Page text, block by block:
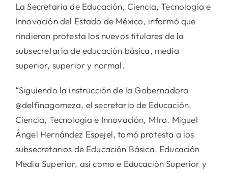
La Secretaría de Educación, Ciencia, Tecnología e
Innovación del Estado de México, informó que
rindieron protesta los nuevos titulares de la
subsecretaría de educación básica, media
superior, superior y normal.
“Siguiendo la instrucción de la Gobernadora
@delfinagomeza, el secretario de Educación,
Ciencia, Tecnología e Innovación, Mtro. Miguel
Ángel Hernández Espejel, tomó protesta a los
subsecretarios de Educación Básica, Educación
Media Superior, así como e Educación Superior y